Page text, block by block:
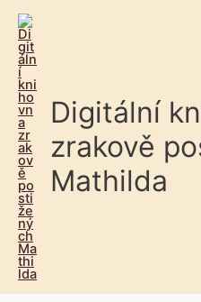
Digitální
zrakově
Mathilda